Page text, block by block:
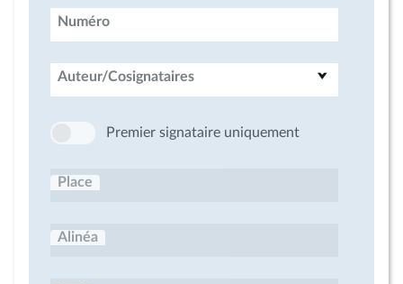
Numéro
Auteur/Cosignataires
Premier signataire uniquement
Place
Alinéa